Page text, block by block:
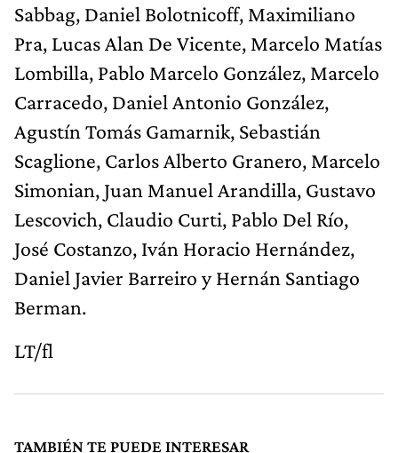
Sabbag, Daniel Bolotnicoff, Maximiliano
Pra, Lucas Alan De Vicente, Marcelo Matías
Lombilla, Pablo Marcelo González, Marcelo
Carracedo, Daniel Antonio González,
Agustín Tomás Gamarnik, Sebastián
Scaglione, Carlos Alberto Granero, Marcelo
Simonian, Juan Manuel Arandilla, Gustavo
Lescovich, Claudio Curti, Pablo Del Río,
José Costanzo, Iván Horacio Hernández,
Daniel Javier Barreiro y Hernán Santiago
Berman.
LT/fl
TAMBIÉN TE PUEDE INTERESAR